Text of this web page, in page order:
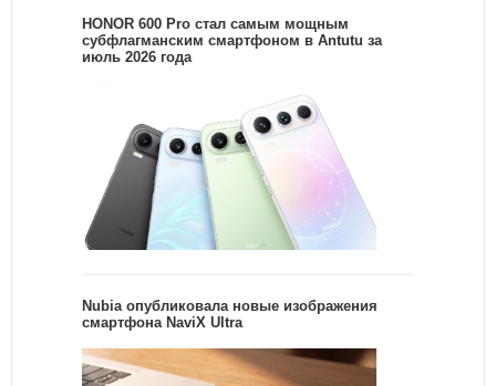
HONOR 600 Pro стал самым мощным
субфлагманским смартфоном в Antutu за
июль 2026 года
Nubia опубликовала новые изображения
смартфона NaviX Ultra